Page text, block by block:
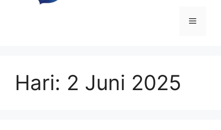
Menu
Hari: 2 Juni 2025